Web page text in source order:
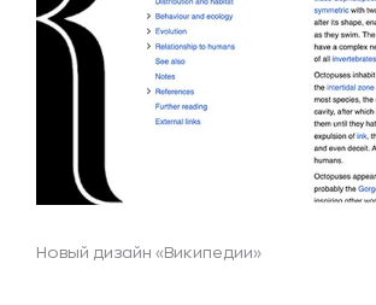
Новый дизайн «Википедии»